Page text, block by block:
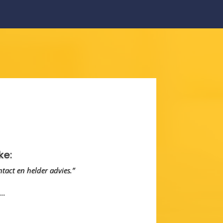
zijn en zorgt voor een
hadden een vrij ingewikkelde